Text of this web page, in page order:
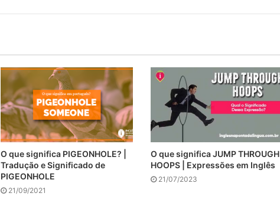
O que significa PIGEONHOLE? |
Tradução e Significado de
PIGEONHOLE
21/09/2021
O que significa JUMP THROUGH
HOOPS | Expressões em Inglês
21/07/2023